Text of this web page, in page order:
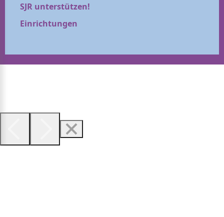
SJR unterstützen!
Einrichtungen